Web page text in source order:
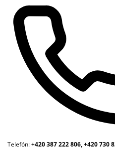
Telefón:+420 387 222 806, +420 730